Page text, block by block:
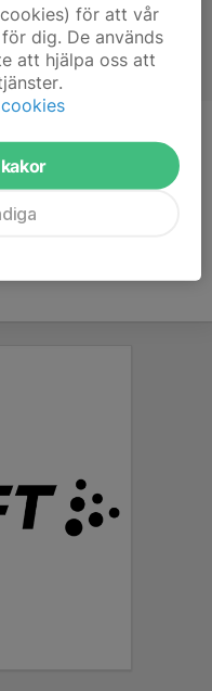
för att vår
dig. De används
att hjälpa oss att